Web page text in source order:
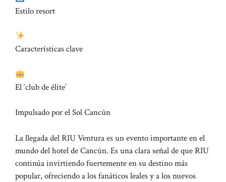
Estilo resort
Características clave
El ‘club de élite’
Impulsado por el Sol Cancún
La llegada del RIU Ventura es un evento importante en el
mundo del hotel de Cancún. Es una clara señal de que RIU
continúa invirtiendo fuertemente en su destino más
popular, ofreciendo a los fanáticos leales y a los nuevos